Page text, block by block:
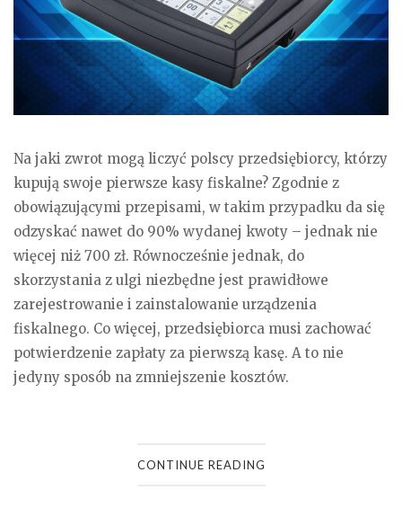
Na jaki zwrot mogą liczyć polscy przedsiębiorcy, którzy
kupują swoje pierwsze kasy fiskalne? Zgodnie z
obowiązującymi przepisami, w takim przypadku da się
odzyskać nawet do 90% wydanej kwoty – jednak nie
więcej niż 700 zł. Równocześnie jednak, do
skorzystania z ulgi niezbędne jest prawidłowe
zarejestrowanie i zainstalowanie urządzenia
fiskalnego. Co więcej, przedsiębiorca musi zachować
potwierdzenie zapłaty za pierwszą kasę. A to nie
jedyny sposób na zmniejszenie kosztów.
CONTINUE READING